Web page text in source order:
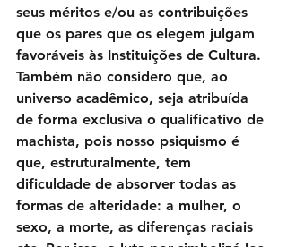
seus méritos e/ou as contribuições
que os pares que os elegem julgam
favoráveis às Instituições de Cultura.
Também não considero que, ao
universo acadêmico, seja atribuída
de forma exclusiva o qualificativo de
machista, pois nosso psiquismo é
que, estruturalmente, tem
dificuldade de absorver todas as
formas de alteridade: a mulher, o
sexo, a morte, as diferenças raciais